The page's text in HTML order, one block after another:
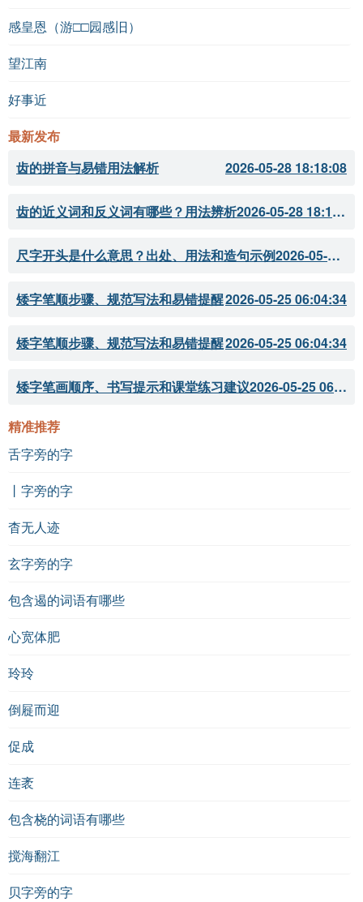
感皇恩（游□□园感旧）
望江南
好事近
最新发布
齿的拼音与易错用法解析
2026-05-28 18:18:08
齿的近义词和反义词有哪些？用法辨析 2026-05-28 18:18:07
尺字开头是什么意思？出处、用法和造句示例 2026-05-28 18:18:05
矮字笔顺步骤、规范写法和易错提醒2026-05-25 06:04:34
矮字笔顺步骤、规范写法和易错提醒2026-05-25 06:04:34
矮字笔画顺序、书写提示和课堂练习建议 2026-05-25 06:04:33
精准推荐
舌字旁的字
丨字旁的字
杳无人迹
玄字旁的字
包含遏的词语有哪些
心宽体肥
玲玲
倒屣而迎
促成
连袤
包含桡的词语有哪些
搅海翻江
贝字旁的字